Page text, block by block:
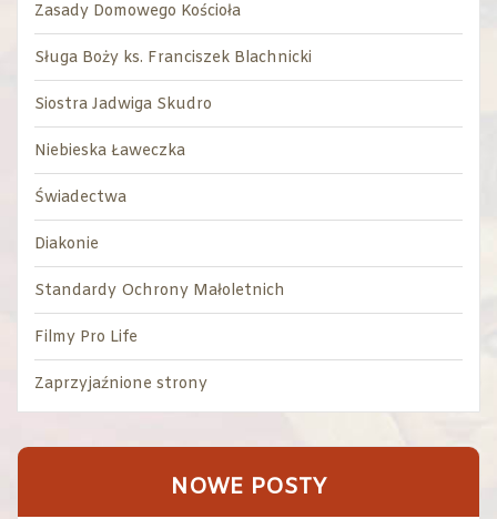
Zasady Domowego Kościoła
Sługa Boży ks. Franciszek Blachnicki
Siostra Jadwiga Skudro
Niebieska Ławeczka
Świadectwa
Diakonie
Standardy Ochrony Małoletnich
Filmy Pro Life
Zaprzyjaźnione strony
NOWE POSTY